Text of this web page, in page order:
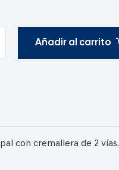
Añadir al carrito
con cremallera de 2 vías.